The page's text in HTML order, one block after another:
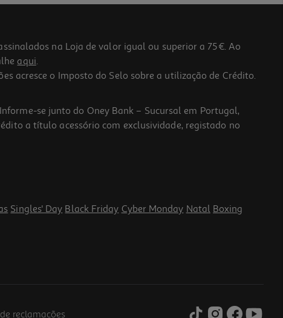
na Loja de valor igual ou superior a 75€. Ao
aqui.
acresce o Imposto do Selo sobre a utilização de Crédito.
se junto do Oney Bank – Sucursal em Portugal,
a título acessório com exclusividade, registado no
Singles' Day Black Friday Cyber Monday Natal Boxing
reclamações